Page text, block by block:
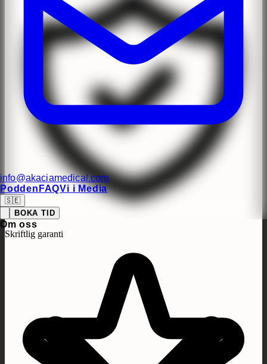
info@akaciamedical.com
Podden FAQVi i Media
🇸🇪
BOKA TID
Om oss
Skriftlig garanti